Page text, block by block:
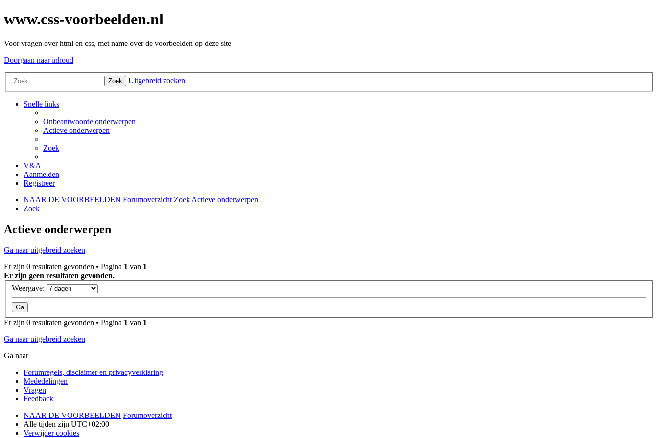
www.css-voorbeelden.nl
Voor vragen over html en css, met name over de voorbeelden op deze site
Doorgaan naar inhoud
Zoek Uitgebreid zoeken
Snelle links
Onbeantwoorde onderwerpen
Actieve onderwerpen
Zoek
V&A
Aanmelden
Registreer
NAAR DE VOORBEELDEN Forumoverzicht ZoekActieve onderwerpen
Zoek
Actieve onderwerpen
Ga naar uitgebreid zoeken
Er zijn 0 resultaten gevonden • Pagina 1 van 1
Er zijn geen resultaten gevonden.
Weergave:
Er zijn 0 resultaten gevonden • Pagina 1 van 1
Ga naar uitgebreid zoeken
Ga naar
Forumregels, disclaimer en privacyverklaring
Mededelingen
Vragen
Feedback
NAAR DE VOORBEELDEN Forumoverzicht
Alle tijden zijn UTC+02:00
Verwijder cookies